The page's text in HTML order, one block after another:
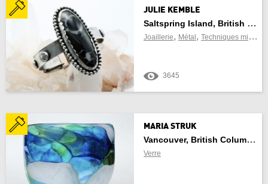
JULIE KEMBLE
Saltspring Island, British Columbia
Joaillerie, Métal , Techniques mixtes
3645
MARIA STRUK
Vancouver, British Columbia
Verre